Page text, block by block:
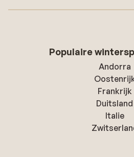
Populaire
Andorra
Frankrijk
Duitsland
Italie